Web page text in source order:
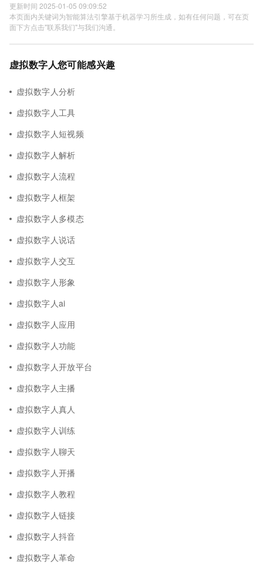
更新时间 2025-01-05 09:09:52
本页面内关键词为智能算法引擎基于机器学习所生成，如有任何问题，可在页
面下方点击"联系我们"与我们沟通。
虚拟数字人您可能感兴趣
虚拟数字人分析
虚拟数字人工具
虚拟数字人短视频
虚拟数字人解析
虚拟数字人流程
虚拟数字人框架
虚拟数字人多模态
虚拟数字人说话
虚拟数字人交互
虚拟数字人形象
虚拟数字人ai
虚拟数字人应用
虚拟数字人功能
虚拟数字人开放平台
虚拟数字人主播
虚拟数字人真人
虚拟数字人训练
虚拟数字人聊天
虚拟数字人开播
虚拟数字人教程
虚拟数字人链接
虚拟数字人抖音
虚拟数字人革命